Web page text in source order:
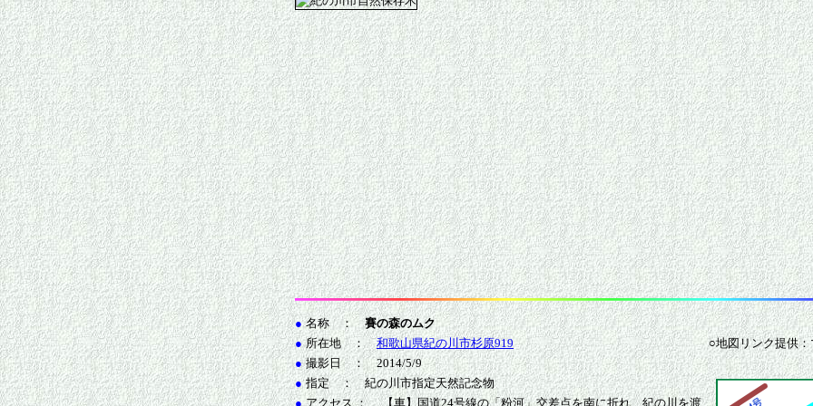
● 名称 ：賽の森のムク
● 所在地 ：和歌山県紀の川市杉原919
○地図リンク提供
● 撮影日 ： 2014/5/9
● 指定 ： 紀の川市指定天然記念物
● アクセス ： 【車】国道24号線の「粉河」交差点を南に折れ、紀の川を渡